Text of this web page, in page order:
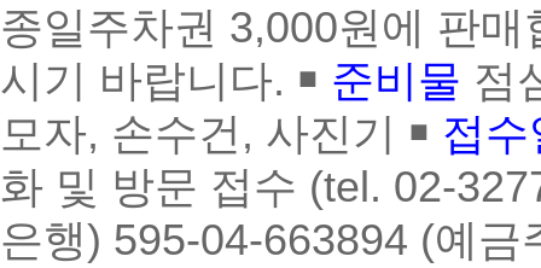
종일주차권 3,000원에 판
시기 바랍니다. ￭ 준비물 점
모자, 손수건, 사진기 ￭ 접수
화 및 방문 접수 (tel. 02-
은행) 595-04-663894 (예